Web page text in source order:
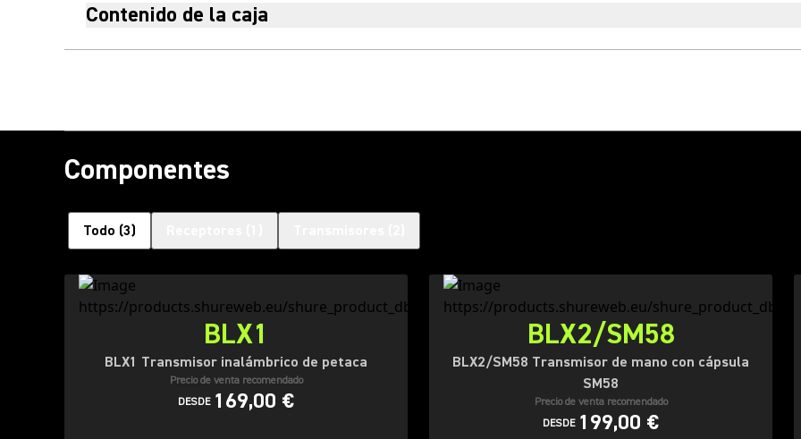
Contenido de la caja
Componentes
Todo (3)
BLX1
BLX1 Transmisor inalámbrico de petaca
Precio de venta recomendado
DESDE 169,00 €
BLX2/SM58
BLX2/SM58 Transmisor de mano con cápsula
SM58
Precio de venta recomendado
DESDE 199,00 €